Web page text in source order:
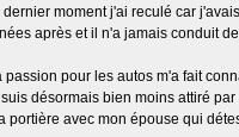
dernier moment j'ai reculé car
après et il n'a jamais conduit
passion pour les autos m'a fait
désormais bien moins attiré
portière avec mon épouse qui